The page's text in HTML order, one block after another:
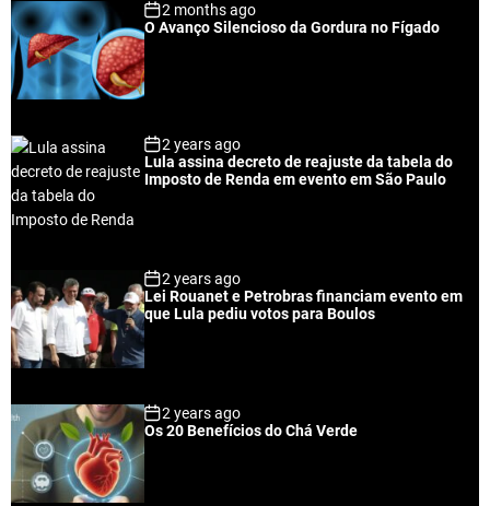
2 months ago
O Avanço Silencioso da Gordura no Fígado
2 years ago
Lula assina decreto de reajuste da tabela do
Imposto de Renda em evento em São Paulo
2 years ago
Lei Rouanet e Petrobras financiam evento em
que Lula pediu votos para Boulos
2 years ago
Os 20 Benefícios do Chá Verde